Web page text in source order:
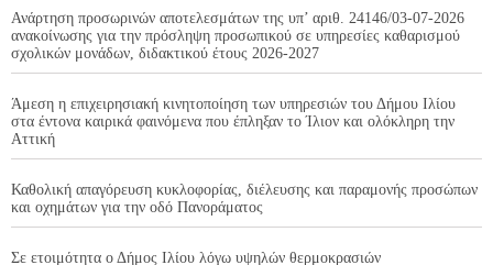
Ανάρτηση προσωρινών αποτελεσμάτων της υπ’ αριθ. 24146/03-07-2026
ανακοίνωσης για την πρόσληψη προσωπικού σε υπηρεσίες καθαρισμού
σχολικών μονάδων, διδακτικού έτους 2026-2027
Άμεση η επιχειρησιακή κινητοποίηση των υπηρεσιών του Δήμου Ιλίου
στα έντονα καιρικά φαινόμενα που έπληξαν το Ίλιον και ολόκληρη την
Αττική
Καθολική απαγόρευση κυκλοφορίας, διέλευσης και παραμονής προσώπων
και οχημάτων για την οδό Πανοράματος
Σε ετοιμότητα ο Δήμος Ιλίου λόγω υψηλών θερμοκρασιών